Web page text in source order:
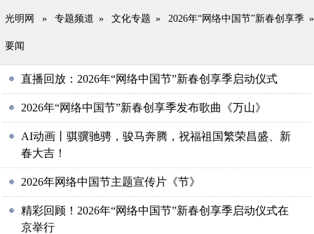
光明网 » 专题频道 » 文化专题 » 2026年“网络中国节”新春创享季 »
要闻
直播回放：2026年“网络中国节”新春创享季启动仪式
2026年“网络中国节”新春创享季发布歌曲《万山》
AI动画丨骐骥驰骋，骏马奔腾，祝福祖国繁荣昌盛、新
春大吉！
2026年网络中国节主题宣传片《节》
精彩回顾！2026年“网络中国节”新春创享季启动仪式在
京举行